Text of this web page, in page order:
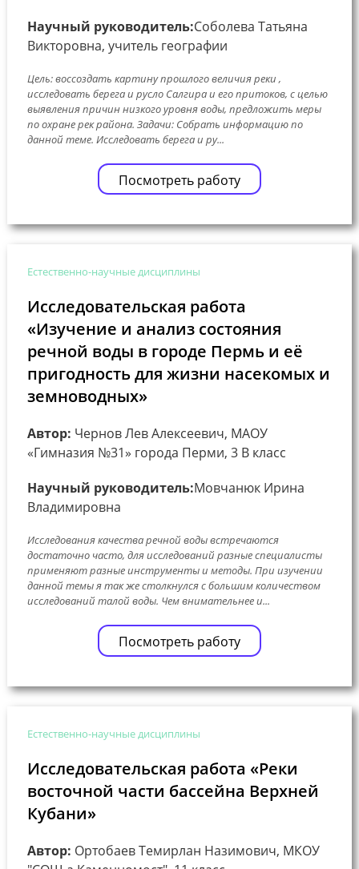
Научный руководитель:Соболева Татьяна
Викторовна, учитель географии
Цель: воссоздать картину прошлого величия реки ,
исследовать берега и русло Салгира и его притоков, с целью
выявления причин низкого уровня воды, предложить меры
по охране рек района. Задачи: Собрать информацию по
данной теме. Исследовать берега и ру...
Посмотреть работу
Естественно-научные дисциплины
Исследовательская работа
«Изучение и анализ состояния
речной воды в городе Пермь и её
пригодность для жизни насекомых и
земноводных»
Автор: Чернов Лев Алексеевич, МАОУ
«Гимназия №31» города Перми, 3 В класс
Научный руководитель:Мовчанюк Ирина
Владимировна
Исследования качества речной воды встречаются
достаточно часто, для исследований разные специалисты
применяют разные инструменты и методы. При изучении
данной темы я так же столкнулся с большим количеством
исследований талой воды. Чем внимательнее и...
Посмотреть работу
Естественно-научные дисциплины
Исследовательская работа «Реки
восточной части бассейна Верхней
Кубани»
Автор: Ортобаев Темирлан Назимович, МКОУ